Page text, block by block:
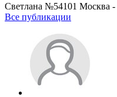
Светлана №54101 Москва
Все публикации